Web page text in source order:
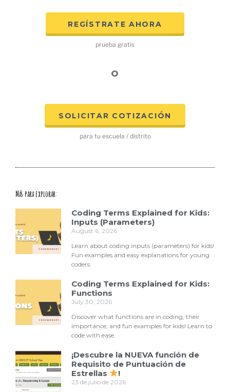
REGÍSTRATE AHORA
prueba gratis
o
SOLICITAR COTIZACIÓN
para tu escuela / distrito
Más para explorar:
Coding Terms Explained for Kids:
Inputs (Parameters)
August 6, 2026
Learn about coding inputs (parameters) for kids!
Fun examples and easy explanations for young
coders.
Coding Terms Explained for Kids:
Functions
July 30, 2026
Discover what functions are in coding, their
importance, and fun examples for kids! Learn to
code with ease.
¡Descubre la NUEVA función de
Requisito de Puntuación de
Estrellas
!
23 de julio de 2026